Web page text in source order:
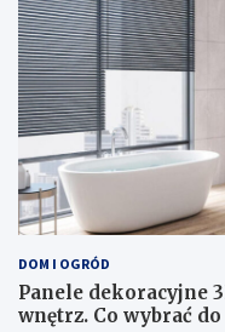
DOM I OGRÓD
Panele dekoracyjne
wnętrz. Co wybrać